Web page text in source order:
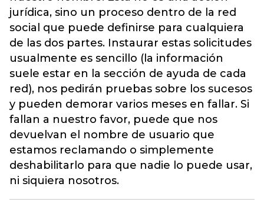
jurídica, sino un proceso dentro de la red
social que puede definirse para cualquiera
de las dos partes. Instaurar estas solicitudes
usualmente es sencillo (la información
suele estar en la sección de ayuda de cada
red), nos pedirán pruebas sobre los sucesos
y pueden demorar varios meses en fallar. Si
fallan a nuestro favor, puede que nos
devuelvan el nombre de usuario que
estamos reclamando o simplemente
deshabilitarlo para que nadie lo puede usar,
ni siquiera nosotros.